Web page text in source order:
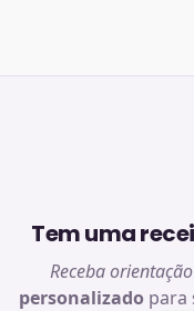
Tem uma
Receba
personalizado para